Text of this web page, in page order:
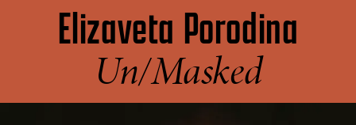
Elizaveta Porodina
Un/Masked